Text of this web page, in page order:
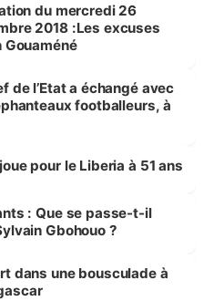
du mercredi 26
2018 :Les excuses
Gouaméné
de l’Etat a échangé avec
footballeurs, à
pour le Liberia à 51 ans
: Que se passe-t-il
Gbohouo ?
dans une bousculade à